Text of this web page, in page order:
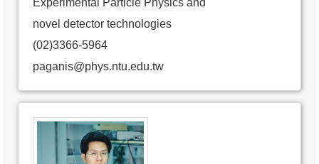
Experimental Particle Physics and
novel detector technologies
(02)3366-5964
paganis@phys.ntu.edu.tw